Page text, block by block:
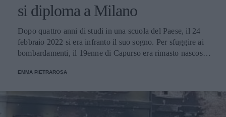
si diploma a Milano
Dopo quattro anni di studi in una scuola del Paese, il 24
febbraio 2022 si era infranto il suo sogno. Per sfuggire ai
bombardamenti, il 19enne di Capurso era rimasto nascosto
in Italia grazie a un'operazione dell'intelligence.
EMMA PIETRAROSA